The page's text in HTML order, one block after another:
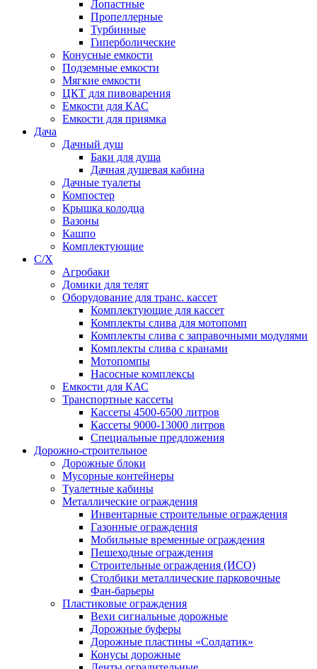
Лопастные
Пропеллерные
Турбинные
Гиперболические
Конусные емкости
Подземные емкости
Мягкие емкости
ЦКТ для пивоварения
Емкости для КАС
Емкости для приямка
Дача
Дачный душ
Баки для душа
Дачная душевая кабина
Дачные туалеты
Компостер
Крышка колодца
Вазоны
Кашпо
Комплектующие
С/Х
Агробаки
Домики для телят
Оборудование для транс. кассет
Комплектующие для кассет
Комплекты слива для мотопомп
Комплекты слива с заправочными модулями
Комплекты слива с кранами
Мотопомпы
Насосные комплексы
Емкости для КАС
Транспортные кассеты
Кассеты 4500-6500 литров
Кассеты 9000-13000 литров
Специальные предложения
Дорожно-строительное
Дорожные блоки
Мусорные контейнеры
Туалетные кабины
Металлические ограждения
Инвентарные строительные ограждения
Газонные ограждения
Мобильные временные ограждения
Пешеходные ограждения
Строительные ограждения (ИСО)
Столбики металлические парковочные
Фан-барьеры
Пластиковые ограждения
Вехи сигнальные дорожные
Дорожные буферы
Дорожные пластины «Солдатик»
Конусы дорожные